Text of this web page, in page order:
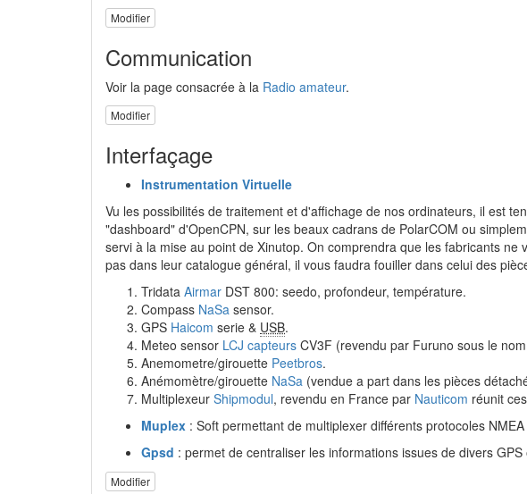
Modifier
Communication
Voir la page consacrée à la Radio amateur.
Modifier
Interfaçage
Instrumentation Virtuelle
Vu les possibilités de traitement et d'affichage de nos ordinateurs, il est
"dashboard" d'OpenCPN, sur les beaux cadrans de PolarCOM ou
servi à la mise au point de Xinutop. On comprendra que les fabricants
pas dans leur catalogue général, il vous faudra fouiller dans celui des
Tridata Airmar DST 800: seedo, profondeur, température.
Compass NaSa sensor.
GPS Haicom serie & USB.
Meteo sensor LCJ capteurs CV3F (revendu par Furuno sous le
Anemometre/girouette Peetbros.
Anémomètre/girouette NaSa (vendue a part dans les pièces
Multiplexeur Shipmodul, revendu en France par Nauticom réunit
Muplex : Soft permettant de multiplexer différents protocoles
Gpsd : permet de centraliser les informations issues de divers
Modifier